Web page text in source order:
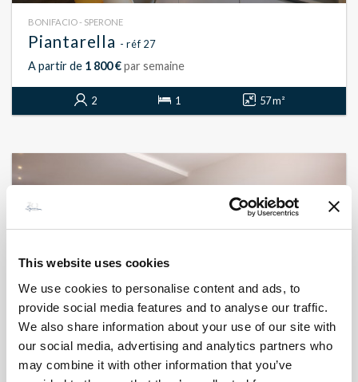
This website uses cookies
We use cookies to personalise content and ads, to
provide social media features and to analyse our traffic.
We also share information about your use of our site with
our social media, advertising and analytics partners who
may combine it with other information that you’ve
BONIFACIO - SPERONE
Piantarella - réf 27
A partir de 1 800 €par semaine
2 1 57 m²
BONIFACIO - PIANTARELLA